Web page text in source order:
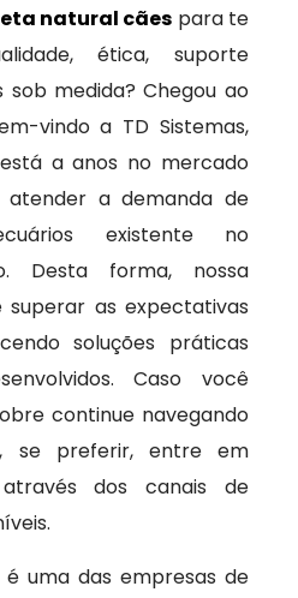
natural cães para te
ética, suporte
medida? Chegou ao
vindo a TD Sistemas,
a anos no mercado
a demanda de
existente no
Desta forma, nossa
as expectativas
soluções práticas
Caso você
continue navegando
se preferir, entre em
dos canais de
uma das empresas de